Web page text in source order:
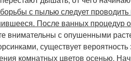
борьбы с пылью следует
После ванных процедур
внимательны с опушенными
существует вероятность
комнатных цветов осенью.